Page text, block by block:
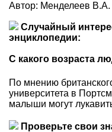
Автор: Менделеев В.А.
Случайный
энциклопедии:
С какого возраста
По мнению
университета в
малыши могут
Проверьте свои